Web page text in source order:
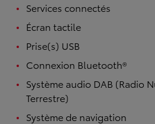
Services connectés
Écran tactile
Prise(s) USB
Connexion Bluetooth®
Système audio DAB (Radio
Terrestre)
Système de navigation